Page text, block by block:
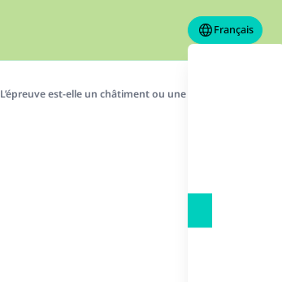
Français
L’épreuve est-elle un châtiment ou une élévation de rang ?